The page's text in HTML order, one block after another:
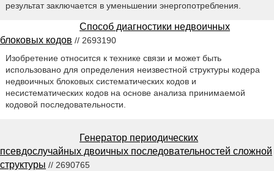
результат заключается в уменьшении энергопотребления.
Способ диагностики недвоичных
блоковых кодов // 2693190
Изобретение относится к технике связи и может быть
использовано для определения неизвестной структуры кодера
недвоичных блоковых систематических кодов и
несистематических кодов на основе анализа принимаемой
кодовой последовательности.
Генератор периодических
псевдослучайных двоичных последовательностей сложной
структуры // 2690765